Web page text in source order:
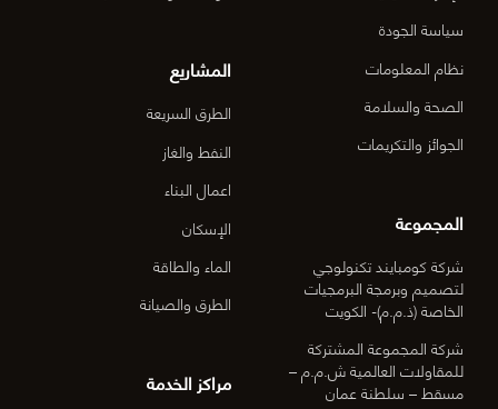
سياسة الجودة
نظام المعلومات
الصحة والسلامة
الجوائز والتكريمات
المجموعة
شركة كومبايند تكنولوجي
لتصميم وبرمجة البرمجيات
الخاصة (ذ.م.م)- الكويت
شركة المجموعة المشتركة
للمقاولات العالمية ش.م.م –
مسقط – سلطنة عمان
المشاريع
الطرق السريعة
النفط والغاز
اعمال البناء
الإسكان
الماء والطاقة
الطرق والصيانة
مراكز الخدمة